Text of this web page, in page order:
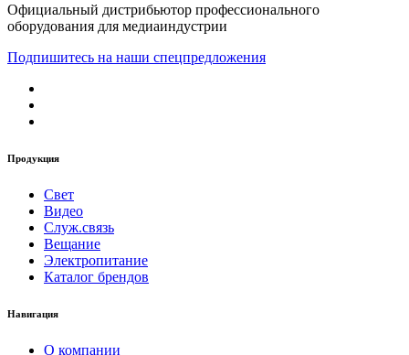
Официальный дистрибьютор профессионального
оборудования для медиаиндустрии
Подпишитесь на наши спецпредложения
Продукция
Свет
Видео
Служ.связь
Вещание
Электропитание
Каталог брендов
Навигация
О компании